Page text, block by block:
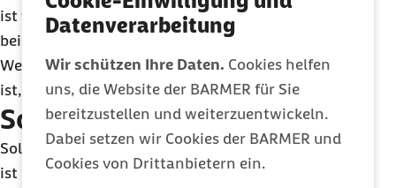
Datenverarbeitung
Wir schützen Ihre Daten. Cookies helfen
uns, die Website der BARMER für Sie
bereitzustellen und weiterzuentwickeln.
Dabei setzen wir Cookies der BARMER und
Cookies von Drittanbietern ein.
ist von vielen Faktoren abhängig. Dazu zählt
beispielsweise der Zeitpunkt von Menstruation und
Wechseljahren und die Frage, ob eine Frau Mutter
ist, und, und, und.“
Schnell handeln
Sollte eine Krebserkrankung diagnostiziert werden,
ist schnelles Handeln gefordert. Der Frauenarzt